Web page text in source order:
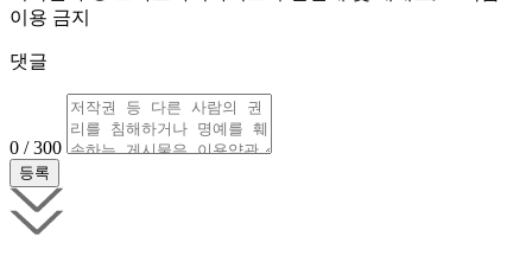
이용 금지
댓글
0 / 300